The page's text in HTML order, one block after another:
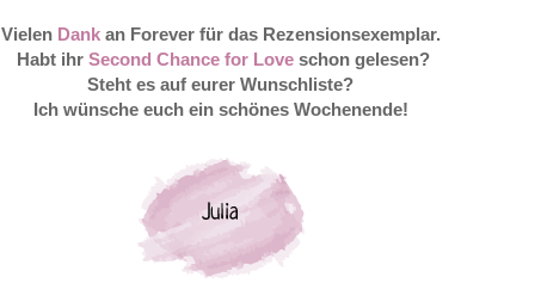
Vielen Dank an Forever für das Rezensionsexemplar.
Habt ihr Second Chance for Loveschon gelesen?
Steht es auf eurer Wunschliste?
Ich wünsche euch ein schönes Wochenende!